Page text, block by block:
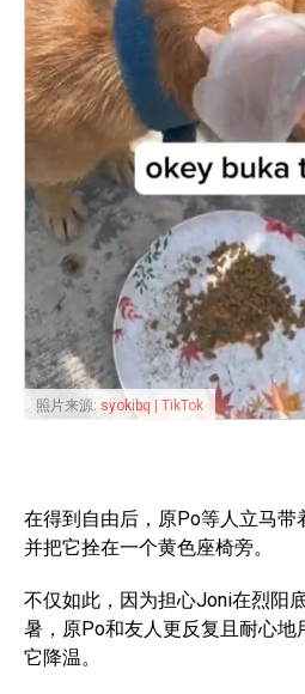
照片来源: syokibq | TikTok
在得到自由后，原Po等人立马带
并把它拴在一个黄色座椅旁。
不仅如此，因为担心Joni在烈阳
暑，原Po和友人更反复且耐心
它降温。